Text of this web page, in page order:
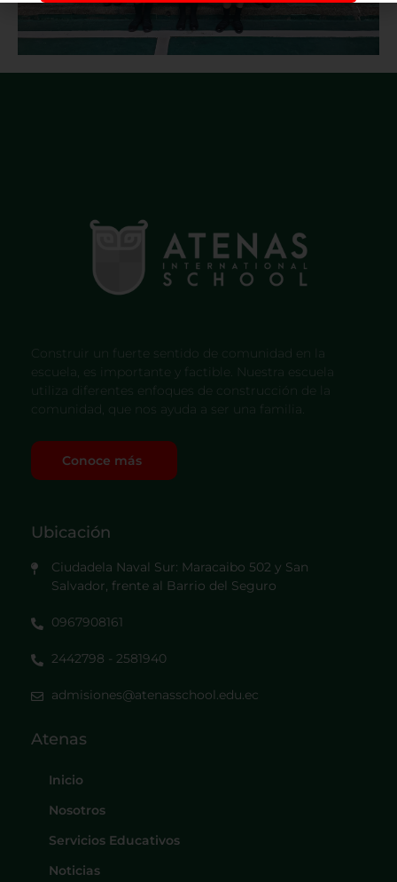
Construir un fuerte sentido de comunidad en la
escuela, es importante y factible. Nuestra escuela
utiliza diferentes enfoques de construcción de la
comunidad, que nos ayuda a ser una familia.
Conoce más
Ubicación
Ciudadela Naval Sur: Maracaibo 502 y San
Salvador, frente al Barrio del Seguro
0967908161
2442798 - 2581940
admisiones@atenasschool.edu.ec
Atenas
Inicio
Nosotros
Servicios Educativos
Noticias